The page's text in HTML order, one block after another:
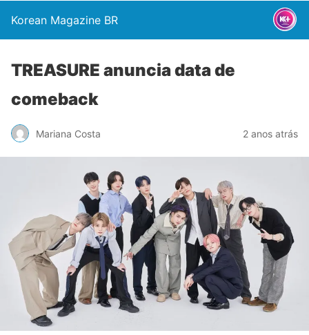
Korean Magazine BR
TREASURE anuncia data de
comeback
Mariana Costa 2 anos atrás